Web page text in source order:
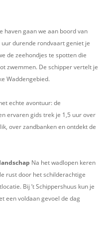
haven gaan we aan boord van
uur durende rondvaart geniet je
de zeehondjes te spotten die
zwemmen. De schipper vertelt je
Waddengebied.
echte avontuur: de
ervaren gids trek je 1,5 uur over
over zandbanken en ontdekt de
Na het wadlopen keren
rust door het schilderachtige
Bij ’t Schippershuus kun je
een voldaan gevoel de dag